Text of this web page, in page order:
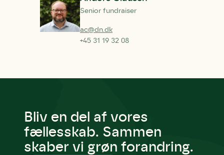
Senior fundraiser
ac@dn.dk
+45 31 19 32 08
Bliv en del af vores
fællesskab. Sammen
skaber vi grøn forandring.